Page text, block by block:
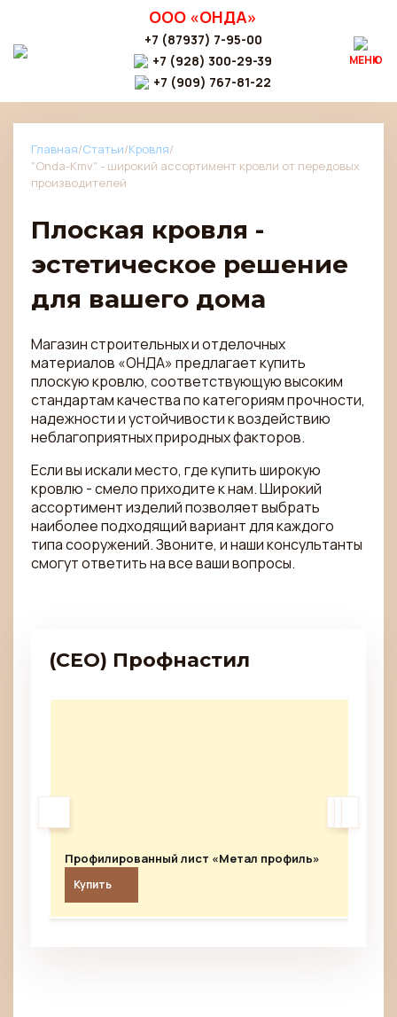
ООО «ОНДА»
+7 (87937) 7-95-00
+7 (928) 300-29-39
+7 (909) 767-81-22
МЕНЮ
Главная/Статьи/Кровля/
"Onda-Kmv" - широкий ассортимент кровли от передовых
производителей
Плоская кровля -
эстетическое решение
для вашего дома
Магазин строительных и отделочных
материалов «ОНДА» предлагает купить
плоскую кровлю, соответствующую высоким
стандартам качества по категориям прочности,
надежности и устойчивости к воздействию
неблагоприятных природных факторов.
Если вы искали место, где купить широкую
кровлю - смело приходите к нам. Широкий
ассортимент изделий позволяет выбрать
наиболее подходящий вариант для каждого
типа сооружений. Звоните, и наши консультанты
смогут ответить на все ваши вопросы.
(CEO) Профнастил
Профилированный лист «Метал профиль»
Купить